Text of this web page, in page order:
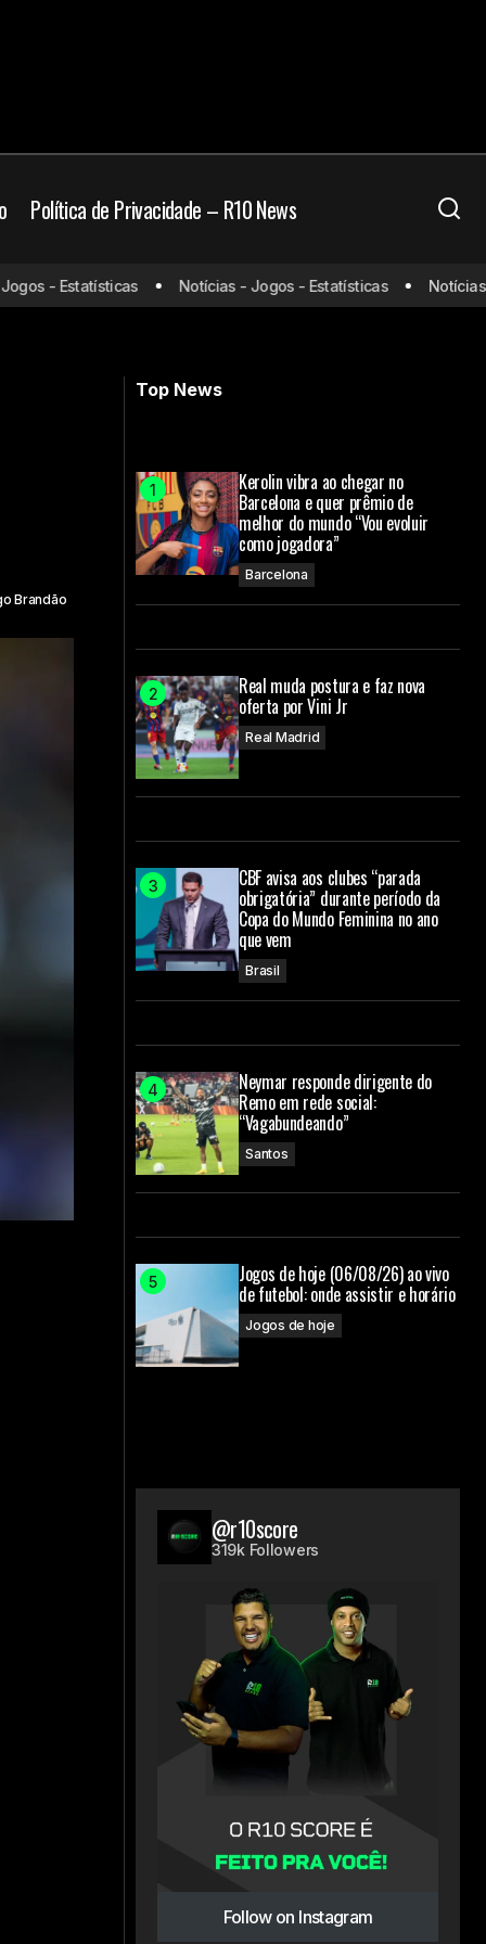
Política de Privacidade – R10 News
Madrid e
segundo TV
Sancho quer voltar ao Borussia
Dortmund, mas retorno esbarra em
- Estatísticas Notícias - Jogos - Estatísticas Notícias -
Brandão
Top News
Kerolin vibra ao chegar no
Barcelona e quer prêmio de
melhor do mundo “Vou evoluir
como jogadora”
Barcelona
Real muda postura e faz nova
oferta por Vini Jr
Real Madrid
CBF avisa aos clubes “parada
obrigatória” durante período da
Copa do Mundo Feminina no ano
que vem
Brasil
Neymar responde dirigente do
Remo em rede social:
“Vagabundeando”
Santos
Jogos de hoje (06/08/26) ao vivo
de futebol: onde assistir e horário
Jogos de hoje
@r10score
319k Followers
Follow on Instagram